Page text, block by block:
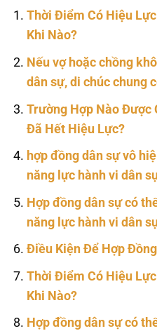
Thời Điểm Có Hiệu
Khi Nào?
Nếu vợ hoặc chồng
dân sự, di chúc chung
Trường Hợp Nào Được
Đã Hết Hiệu Lực?
hợp đồng dân sự vô
năng lực hành vi dân
Hợp đồng dân sự có
năng lực hành vi dân
Điều Kiện Để Hợp
Thời Điểm Có Hiệu
Khi Nào?
Hợp đồng dân sự có